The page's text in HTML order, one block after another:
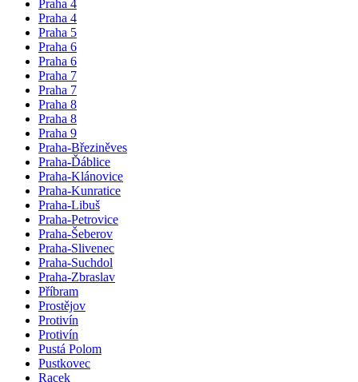
Praha 4
Praha 4
Praha 5
Praha 6
Praha 6
Praha 7
Praha 7
Praha 8
Praha 8
Praha 9
Praha-Březiněves
Praha-Ďáblice
Praha-Klánovice
Praha-Kunratice
Praha-Libuš
Praha-Petrovice
Praha-Šeberov
Praha-Slivenec
Praha-Suchdol
Praha-Zbraslav
Příbram
Prostějov
Protivín
Protivín
Pustá Polom
Pustkovec
Racek